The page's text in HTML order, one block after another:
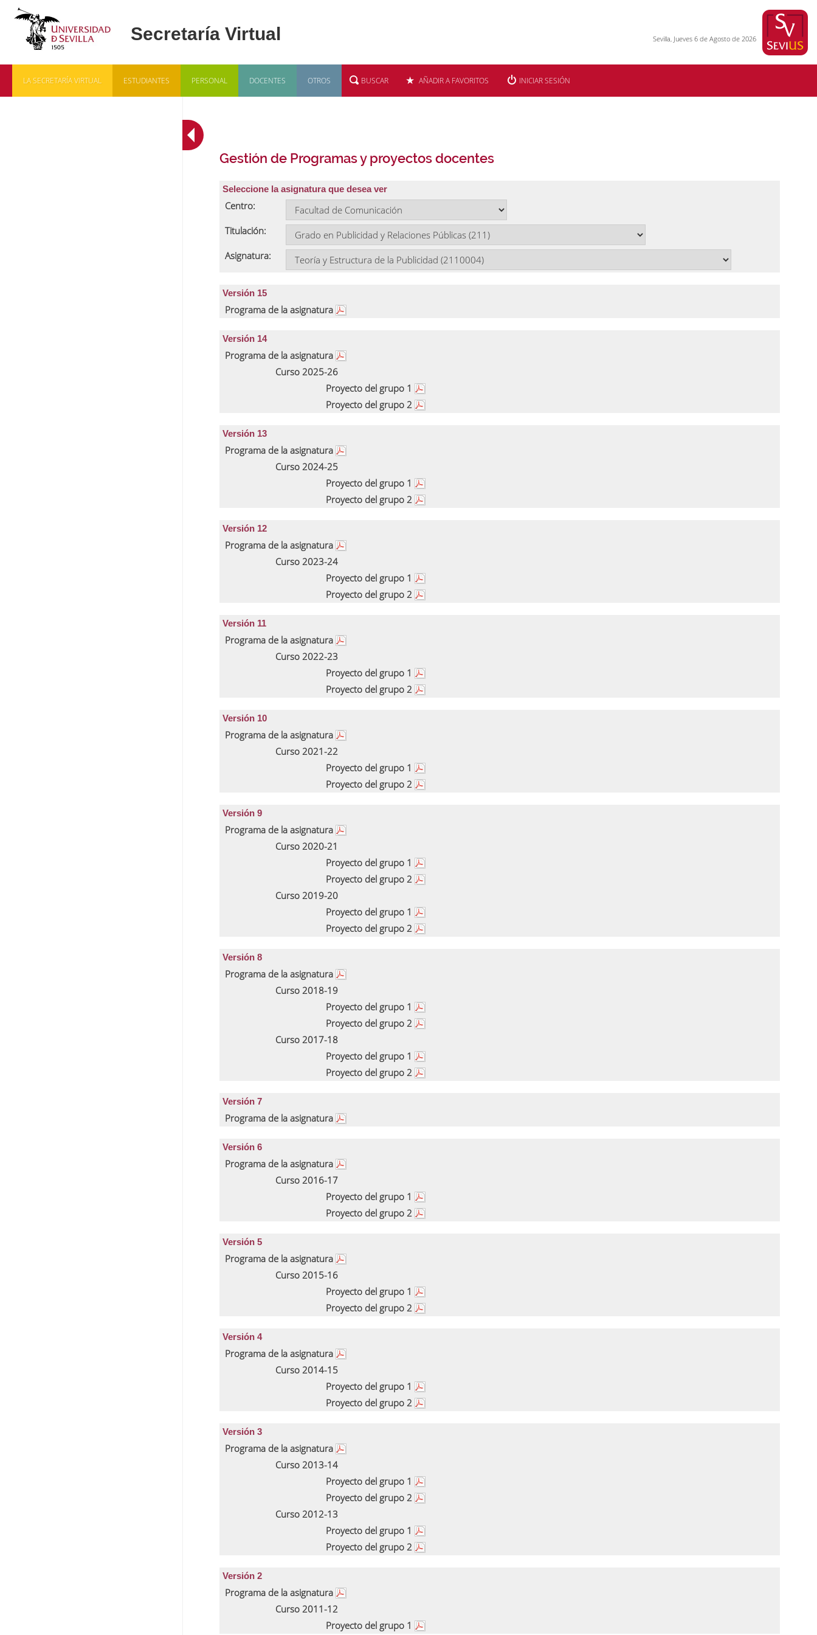
Sevilla, Jueves 6 de Agosto de 2026
LA SECRETARÍA VIRTUAL ESTUDIANTES PERSONAL DOCENTES OTROS BUSCAR AÑADIR A FAVORITOS INICIAR SESIÓN
Gestión de Programas y proyectos docentes
Seleccione la asignatura que desea ver
Centro:
Titulación:
Asignatura:
Versión 15
Programa de la asignatura
Versión 14
Programa de la asignatura
Curso 2025-26
Proyecto del grupo 1
Proyecto del grupo 2
Versión 13
Programa de la asignatura
Curso 2024-25
Proyecto del grupo 1
Proyecto del grupo 2
Versión 12
Programa de la asignatura
Curso 2023-24
Proyecto del grupo 1
Proyecto del grupo 2
Versión 11
Programa de la asignatura
Curso 2022-23
Proyecto del grupo 1
Proyecto del grupo 2
Versión 10
Programa de la asignatura
Curso 2021-22
Proyecto del grupo 1
Proyecto del grupo 2
Versión 9
Programa de la asignatura
Curso 2020-21
Proyecto del grupo 1
Proyecto del grupo 2
Curso 2019-20
Proyecto del grupo 1
Proyecto del grupo 2
Versión 8
Programa de la asignatura
Curso 2018-19
Proyecto del grupo 1
Proyecto del grupo 2
Curso 2017-18
Proyecto del grupo 1
Proyecto del grupo 2
Versión 7
Programa de la asignatura
Versión 6
Programa de la asignatura
Curso 2016-17
Proyecto del grupo 1
Proyecto del grupo 2
Versión 5
Programa de la asignatura
Curso 2015-16
Proyecto del grupo 1
Proyecto del grupo 2
Versión 4
Programa de la asignatura
Curso 2014-15
Proyecto del grupo 1
Proyecto del grupo 2
Versión 3
Programa de la asignatura
Curso 2013-14
Proyecto del grupo 1
Proyecto del grupo 2
Curso 2012-13
Proyecto del grupo 1
Proyecto del grupo 2
Versión 2
Programa de la asignatura
Curso 2011-12
Proyecto del grupo 1